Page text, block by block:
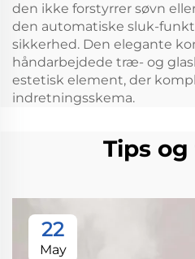
den ikke forstyrrer søvn
den automatiske sluk-
sikkerhed. Den elegante
håndarbejdede træ- og
estetisk element, der
indretningsskema.
Tips
22
May